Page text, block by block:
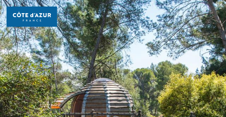
Aller
au
contenu
principal
SCOPRIRE
PER FARE